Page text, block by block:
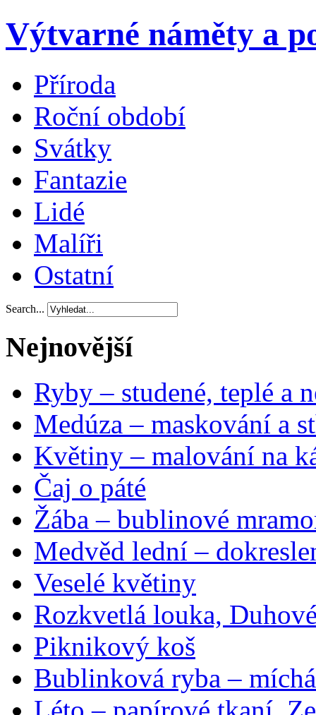
Výtvarné náměty a
Příroda
Roční období
Svátky
Fantazie
Lidé
Malíři
Ostatní
Search...
Nejnovější
Ryby – studené, teplé a
Medúza – maskování a
Květiny – malování na
Čaj o páté
Žába – bublinové
Medvěd lední –
Veselé květiny
Rozkvetlá louka,
Piknikový koš
Bublinková ryba –